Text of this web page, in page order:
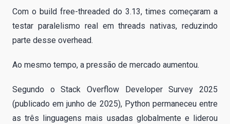
Com o build free-threaded do 3.13, times começaram a
testar paralelismo real em threads nativas, reduzindo
parte desse overhead.
Ao mesmo tempo, a pressão de mercado aumentou.
Segundo o Stack Overflow Developer Survey 2025
(publicado em junho de 2025), Python permaneceu entre
as três linguagens mais usadas globalmente e liderou